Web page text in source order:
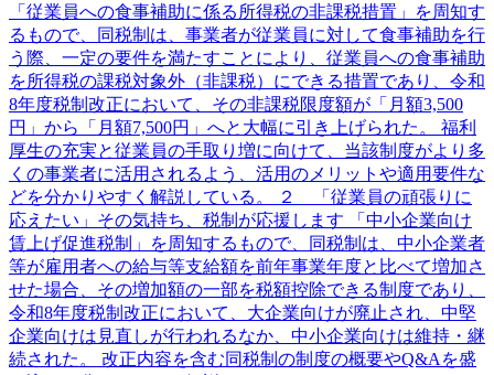
「従業員への食事補助に係る所得税の非課税措置」を周知す
るもので、同税制は、事業者が従業員に対して食事補助を行
う際、一定の要件を満たすことにより、従業員への食事補助
を所得税の課税対象外（非課税）にできる措置であり、令和
8年度税制改正において、その非課税限度額が「月額3,500
円」から「月額7,500円」へと大幅に引き上げられた。 福利
厚生の充実と従業員の手取り増に向けて、当該制度がより多
くの事業者に活用されるよう、活用のメリットや適用要件な
どを分かりやすく解説している。 ２ 「従業員の頑張りに
応えたい」その気持ち、税制が応援します 「中小企業向け
賃上げ促進税制」を周知するもので、同税制は、中小企業者
等が雇用者への給与等支給額を前年事業年度と比べて増加さ
せた場合、その増加額の一部を税額控除できる制度であり、
令和8年度税制改正において、大企業向けが廃止され、中堅
企業向けは見直しが行われるなか、中小企業向けは維持・継
続された。 改正内容を含む同税制の制度の概要やQ&Aを盛